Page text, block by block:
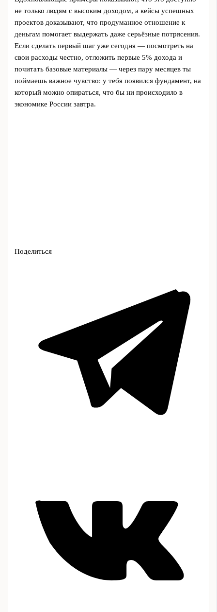
не только людям с высоким доходом, а кейсы успешных
проектов доказывают, что продуманное отношение к
деньгам помогает выдержать даже серьёзные потрясения.
Если сделать первый шаг уже сегодня — посмотреть на
свои расходы честно, отложить первые 5% дохода и
почитать базовые материалы — через пару месяцев ты
поймаешь важное чувство: у тебя появился фундамент, на
который можно опираться, что бы ни происходило в
экономике России завтра.
Поделиться